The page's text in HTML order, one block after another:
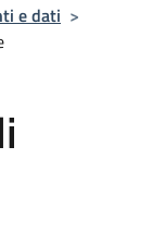
e dati >